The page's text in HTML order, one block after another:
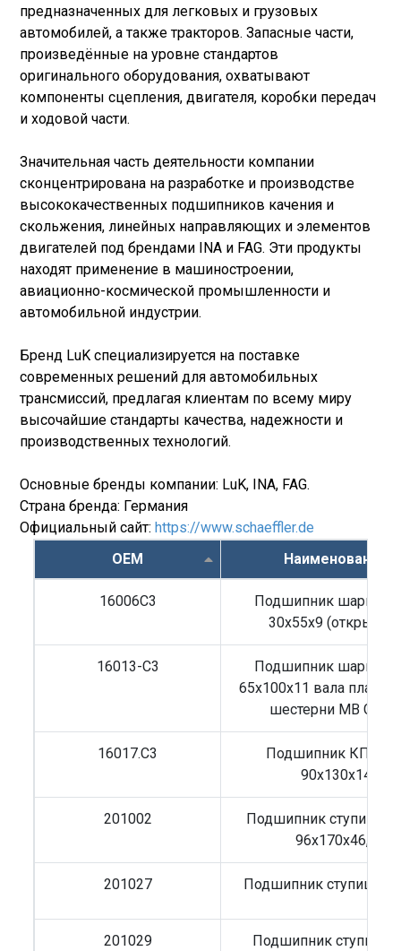
предназначенных для легковых и грузовых
автомобилей, а также тракторов. Запасные части,
произведённые на уровне стандартов
оригинального оборудования, охватывают
компоненты сцепления, двигателя, коробки передач
и ходовой части.
Значительная часть деятельности компании
сконцентрирована на разработке и производстве
высококачественных подшипников качения и
скольжения, линейных направляющих и элементов
двигателей под брендами INA и FAG. Эти продукты
находят применение в машиностроении,
авиационно-космической промышленности и
автомобильной индустрии.
Бренд LuK специализируется на поставке
современных решений для автомобильных
трансмиссий, предлагая клиентам по всему миру
высочайшие стандарты качества, надежности и
производственных технологий.
Основные бренды компании: LuK, INA, FAG.
Страна бренда: Германия
Официальный сайт: https://www.schaeffler.de
OEM
Наименование
16006C3
Подшипник
30x55x9
16013-C3
Подшипник
65x100x11 вала
шестерни MB G3/
16017.C3
Подшипник КПП
90x130x14
201002
Подшипник ступицы
96x170x46,5
201027 Подшипник ступицы
201029
Подшипник ступицы